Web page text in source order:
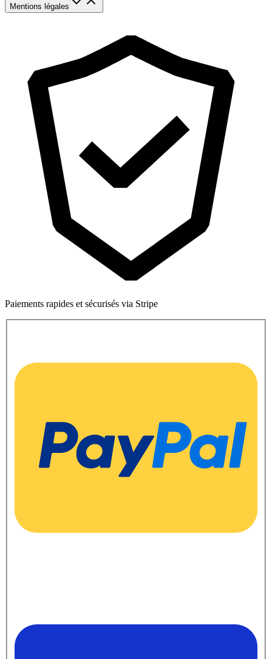
Mentions légales
Paiements rapides et sécurisés via Stripe